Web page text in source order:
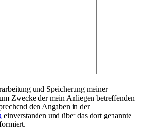
und Speicherung meiner
Zwecke der mein Anliegen betreffenden
den Angaben in der
einverstanden und über das dort genannte